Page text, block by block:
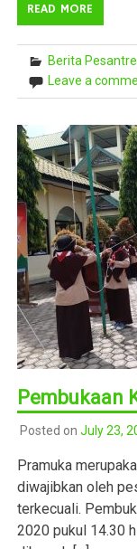
READ MORE
Berita
Leave a
Pembukaan
Posted on July 23,
Pramuka
diwajibkan oleh
terkecuali.
2020 pukul 14.30